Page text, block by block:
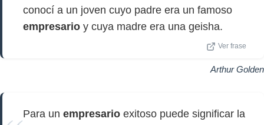
conocí a un joven cuyo padre era un famoso
empresario y cuya madre era una geisha.
Ver frase
Arthur Golden
Para un empresario exitoso puede significar la